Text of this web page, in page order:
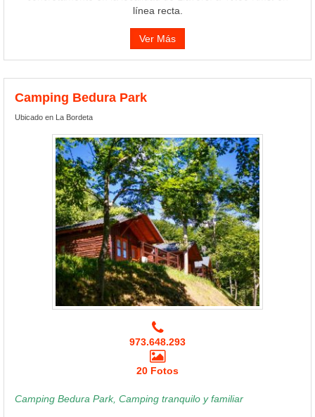
línea recta.
Ver Más
Camping Bedura Park
Ubicado en La Bordeta
973.648.293
20 Fotos
Camping Bedura Park, Camping tranquilo y familiar